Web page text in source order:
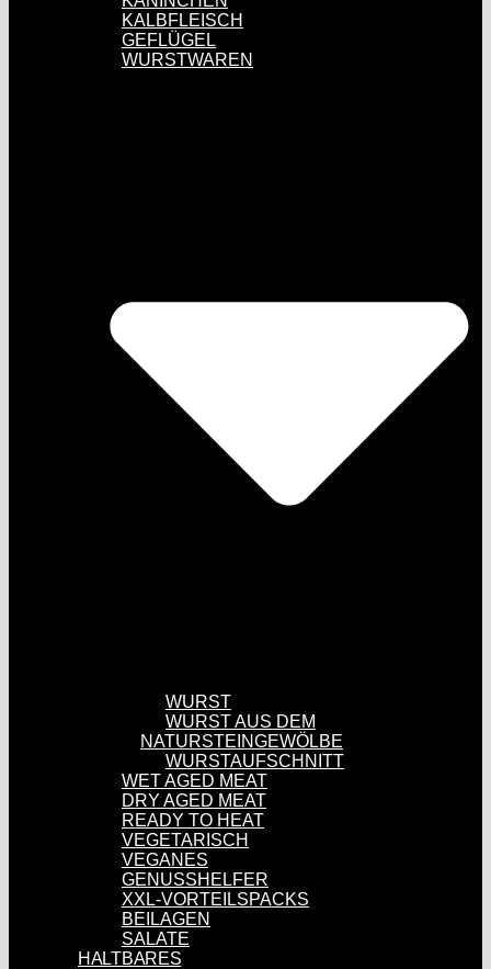
KALBFLEISCH
GEFLÜGEL
WURSTWAREN
WURST
WURST AUS DEM
NATURSTEINGEWÖLBE
WURSTAUFSCHNITT
WET AGED MEAT
DRY AGED MEAT
READY TO HEAT
VEGETARISCH
VEGANES
GENUSSHELFER
XXL-VORTEILSPACKS
BEILAGEN
SALATE
HALTBARES